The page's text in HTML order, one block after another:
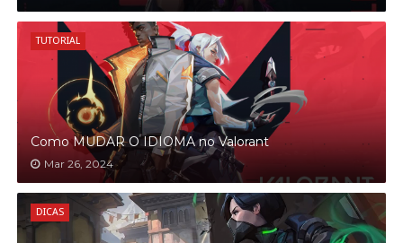
TUTORIAL
Como MUDAR O IDIOMA no Valorant
Mar 26, 2024
DICAS